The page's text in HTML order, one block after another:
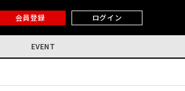
会員登録 ログイン
EVENT